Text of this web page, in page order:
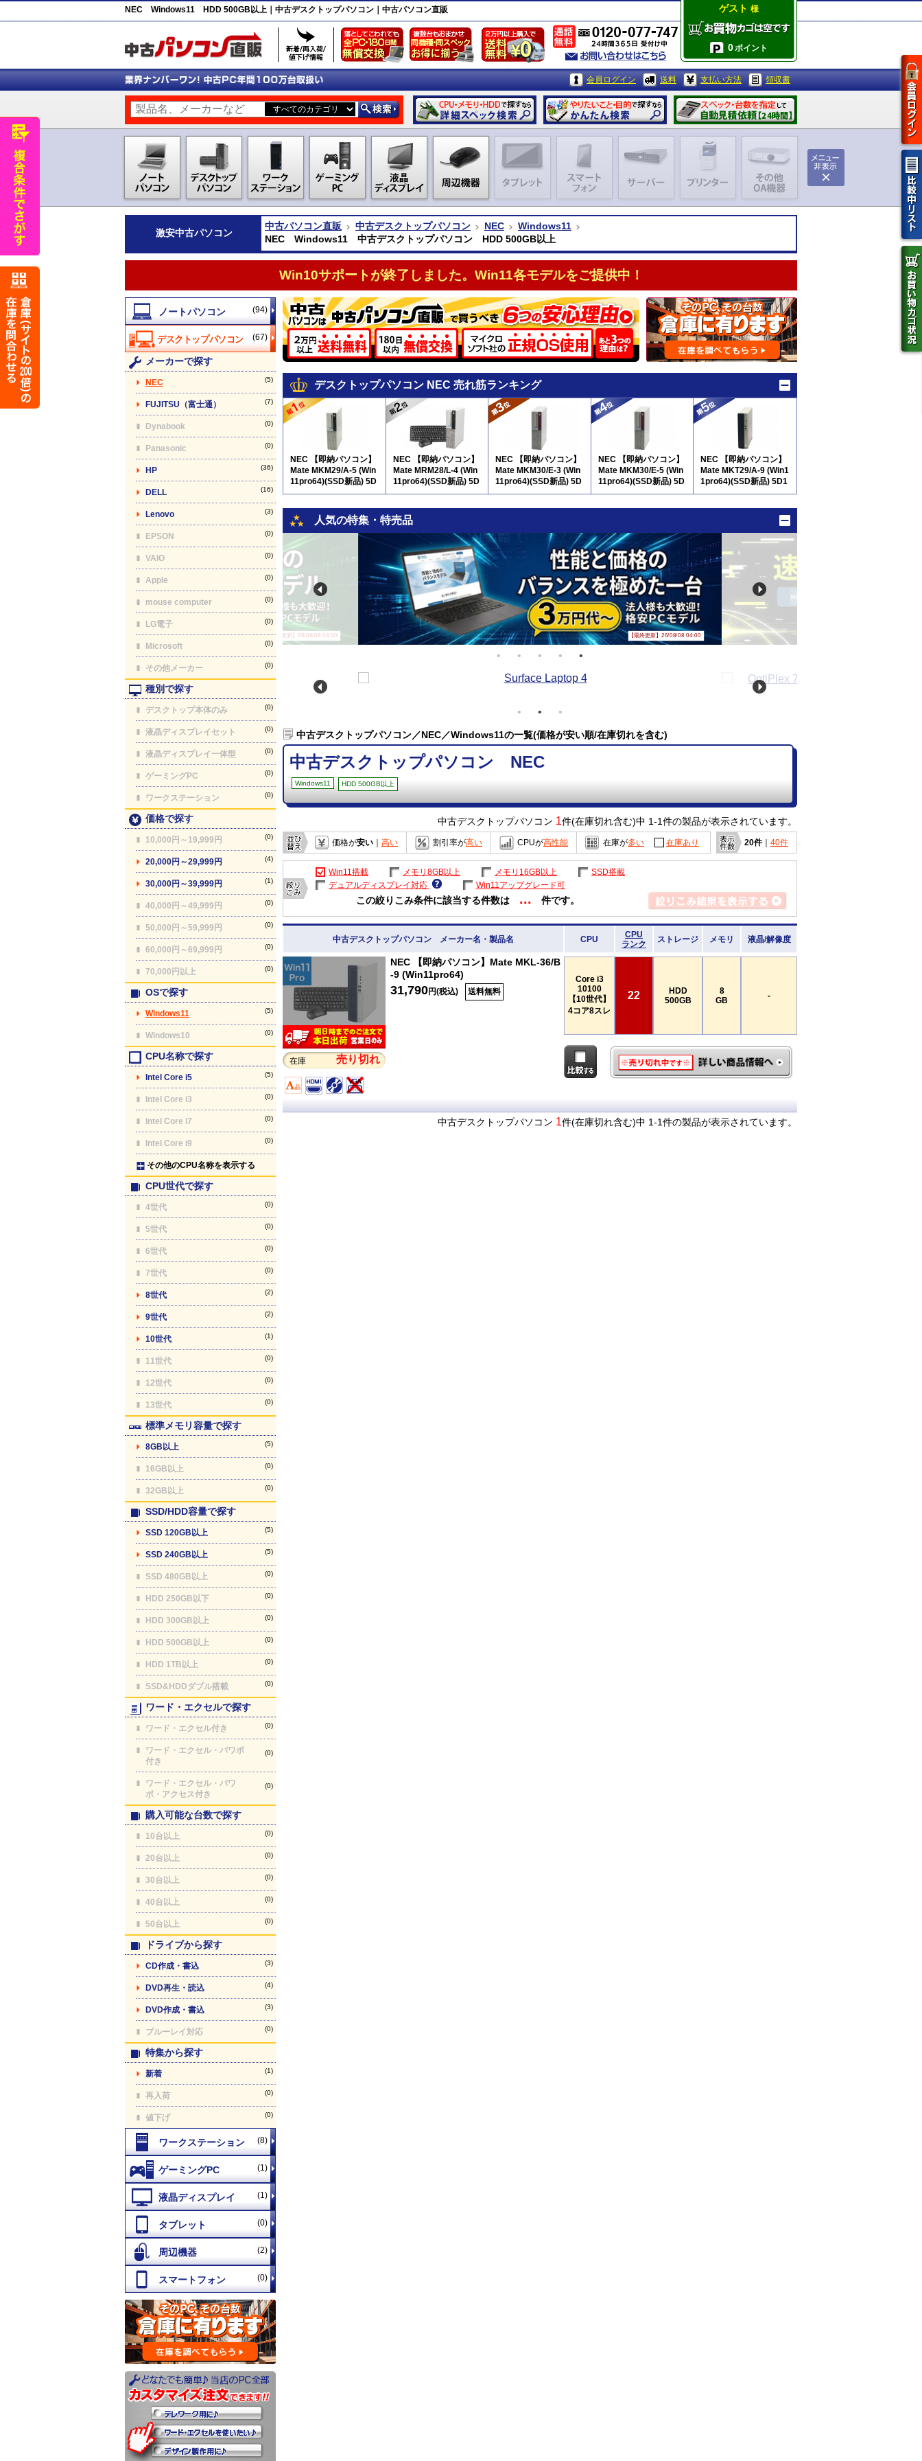
NEC Windows11 HDD 500GB以上｜中古デスクトップパソコン｜中古パソコン直販 ゲスト 様
0ポイント
会員ログイン 送料 支払い方法 領収書
激安中古パソコン
中古パソコン直販 中古デスクトップパソコン NEC
Windows11
NEC Windows11 中古デスクトップパソコン HDD 500GB以上
Win10サポートが終了しました。Win11各モデルをご提供中！
(94)
(67)
メーカーで探す
NEC (5)
FUJITSU（富士通） (7)
Dynabook (0)
Panasonic (0)
HP (36)
DELL (16)
Lenovo (3)
EPSON (0)
VAIO (0)
Apple (0)
mouse computer (0)
LG電子 (0)
Microsoft (0)
その他メーカー (0)
種別で探す
デスクトップ本体のみ (0)
液晶ディスプレイセット (0)
液晶ディスプレイ一体型 (0)
ゲーミングPC (0)
ワークステーション (0)
価格で探す
10,000円～19,999円 (0)
20,000円～29,999円 (4)
30,000円～39,999円 (1)
40,000円～49,999円 (0)
50,000円～59,999円 (0)
60,000円～69,999円 (0)
70,000円以上 (0)
OSで探す
Windows11 (5)
Windows10 (0)
CPU名称で探す
Intel Core i5 (5)
Intel Core i3 (0)
Intel Core i7 (0)
Intel Core i9 (0)
その他のCPU名称を表示する
CPU世代で探す
4世代 (0)
5世代 (0)
6世代 (0)
7世代 (0)
8世代 (2)
9世代 (2)
10世代 (1)
11世代 (0)
12世代 (0)
13世代 (0)
標準メモリ容量で探す
8GB以上 (5)
16GB以上 (0)
32GB以上 (0)
SSD/HDD容量で探す
SSD 120GB以上 (5)
SSD 240GB以上 (5)
SSD 480GB以上 (0)
HDD 250GB以下 (0)
HDD 300GB以上 (0)
HDD 500GB以上 (0)
HDD 1TB以上 (0)
SSD&HDDダブル搭載 (0)
ワード・エクセルで探す
ワード・エクセル付き (0)
ワード・エクセル・パワポ
付き
(0)
ワード・エクセル・パワ
ポ・アクセス付き
(0)
購入可能な台数で探す
10台以上 (0)
20台以上 (0)
30台以上 (0)
40台以上 (0)
50台以上 (0)
ドライブから探す
CD作成・書込 (3)
DVD再生・読込 (4)
DVD作成・書込 (3)
ブルーレイ対応 (0)
特集から探す
新着 (1)
再入荷 (0)
値下げ (0)
(8)
(1)
(1)
(0)
(2)
(0)
デスクトップパソコン NEC 売れ筋ランキング
NEC 【即納パソコン】
Mate MKM29/A-5 (Win
11pro64)(SSD新品) 5D
9
NEC 【即納パソコン】
Mate MRM28/L-4 (Win
11pro64)(SSD新品) 5D
8
NEC 【即納パソコン】
Mate MKM30/E-3 (Win
11pro64)(SSD新品) 5D
8
NEC 【即納パソコン】
Mate MKM30/E-5 (Win
11pro64)(SSD新品) 5D
9
NEC 【即納パソコン】
Mate MKT29/A-9 (Win1
1pro64)(SSD新品) 5D1
0
人気の特集・特売品
【最終更新】26/08/08 04:00 【最終更新】26/08/08 04:00
中古デスクトップパソコン／NEC／Windows11の一覧(価格が安い順/在庫切れを含む)
中古デスクトップパソコン NEC
Windows11 HDD 500GB以上
中古デスクトップパソコン 1件(在庫切れ含む)中 1-1件の製品が表示されています。
価格が安い 高い 割引率が高い CPUが高性能 在庫が多い 在庫あり 20件｜ 40件
Win11搭載 メモリ8GB以上 メモリ16GB以上
SSD搭載
デュアルディスプレイ対応
Win11アップグレード可
この絞りこみ条件に該当する件数は ... 件です。
中古デスクトップパソコン メーカー名・製品名 CPU
CPU
ランク
ストレージ メモリ 液晶/解像度
在庫 売り切れ
NEC 【即納パソコン】Mate MKL-36/B
-9 (Win11pro64)
31,790円(税込) 送料無料
Core i3
10100
【10世代】
4コア8スレ
22
HDD
500GB
8
GB
-
中古デスクトップパソコン 1件(在庫切れ含む)中 1-1件の製品が表示されています。